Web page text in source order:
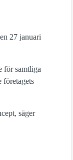
27 januari
för samtliga
företagets
, säger